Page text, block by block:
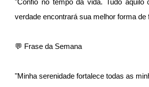
"Confio no tempo da vida. Tudo aquilo
verdade encontrará sua melhor forma de
💬 Frase da Semana
"Minha serenidade fortalece todas as